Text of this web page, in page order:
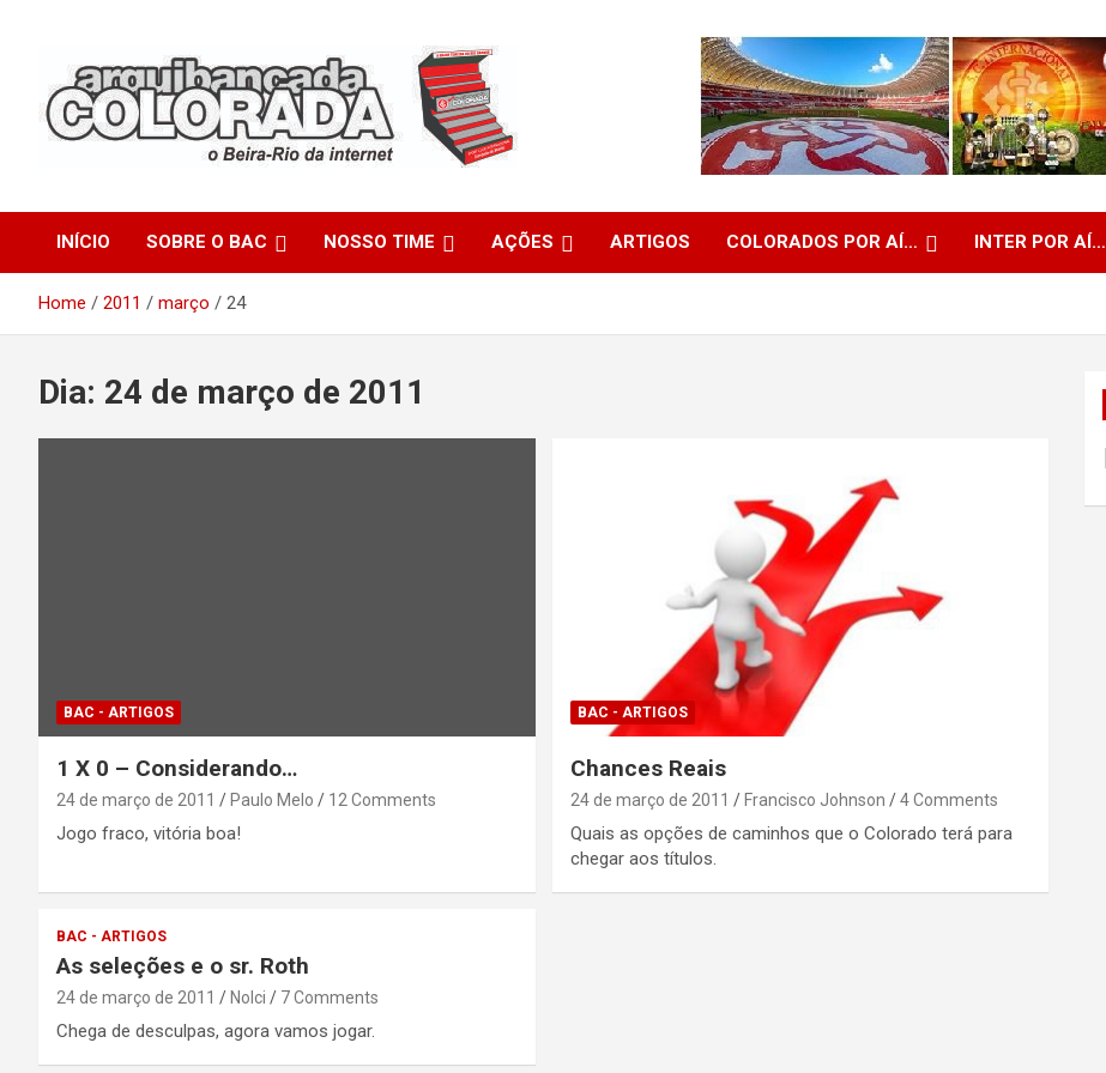
Arquibancada Colorada
INÍCIO SOBRE O BAC NOSSO TIME AÇÕES ARTIGOS COLORADOS POR AÍ… INTER POR AÍ…
Home 2011 março 24
Dia: 24 de março de 2011
BAC - ARTIGOS
1 X 0 – Considerando…
24 de março de 2011 Paulo Melo 12 Comments
Jogo fraco, vitória boa!
BAC - ARTIGOS
Chances Reais
24 de março de 2011 Francisco Johnson 4 Comments
Quais as opções de caminhos que o Colorado terá para
chegar aos títulos.
BAC - ARTIGOS
As seleções e o sr. Roth
24 de março de 2011 Nolci 7 Comments
Chega de desculpas, agora vamos jogar.